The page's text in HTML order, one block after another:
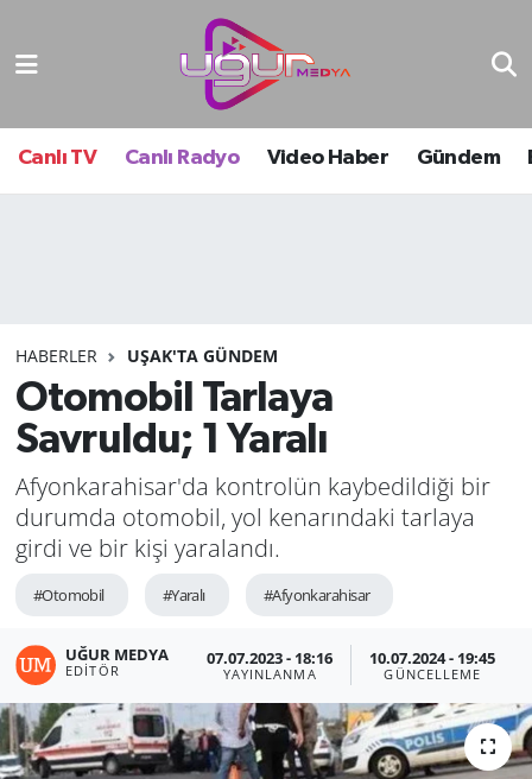
Canlı TV Canlı Radyo Video Haber Gündem
HABERLER UŞAK'TA GÜNDEM
Otomobil Tarlaya
Savruldu; 1 Yaralı
Afyonkarahisar'da kontrolün kaybedildiği bir
durumda otomobil, yol kenarındaki tarlaya
girdi ve bir kişi yaralandı.
#Otomobil #Yaralı #Afyonkarahisar
UĞUR MEDYA
EDITÖR
07.07.2023 - 18:16
YAYINLANMA
10.07.2024 - 19:45
GÜNCELLEME
Nöbetçi Eczaneler
Hava Durumu
Tüm Manşetler
Son Dakika Haberleri
Haber Arşivi